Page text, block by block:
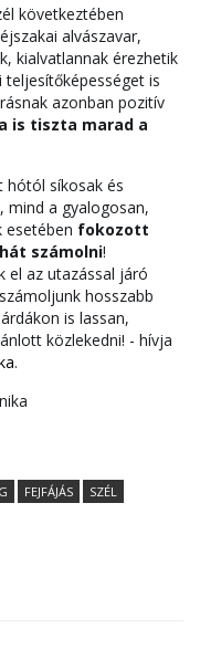
következtében
alvászavar,
kialvatlannak érezhetik
is
azonban pozitív
is tiszta marad a
hótól síkosak és
mind a gyalogosan,
esetében fokozott
számolni!
el az utazással járó
hosszabb
is lassan,
közlekedni! - hívja
.
FEJFÁJÁS
SZÉL